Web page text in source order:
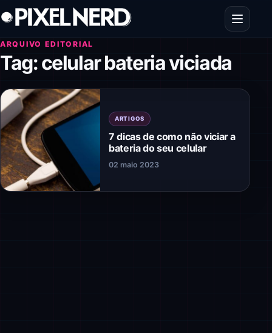
Pular para o conteúdo
Abrir
ARQUIVO EDITORIAL
Tag:celular bateria viciada
ARTIGOS
7 dicas de como não viciar a
bateria do seu celular
02 maio 2023